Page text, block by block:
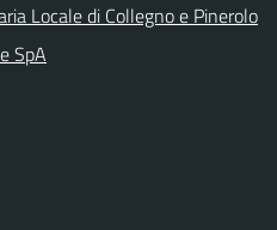
Locale di Collegno e Pinerolo
SpA